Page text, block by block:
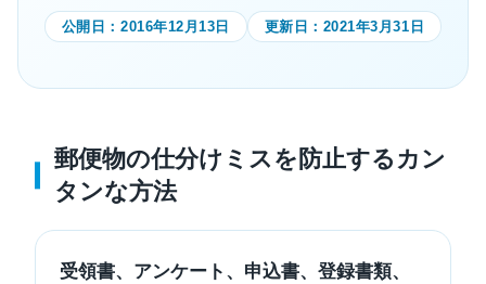
公開日：2016年12月13日 更新日： 2021年3月31日
郵便物の仕分けミスを防止するカン
タンな方法
受領書、アンケート、申込書、登録書類、